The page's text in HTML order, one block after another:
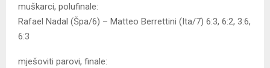
muškarci, polufinale:
Rafael Nadal (Špa/6) – Matteo Berrettini (Ita/7) 6:3, 6:2, 3:6,
6:3
mješoviti parovi, finale: